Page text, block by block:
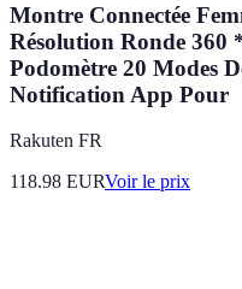
Montre Connectée
Résolution Ronde 360
Podomètre 20 Modes
Notification App Pour
Rakuten FR
118.98 EURVoir le prix